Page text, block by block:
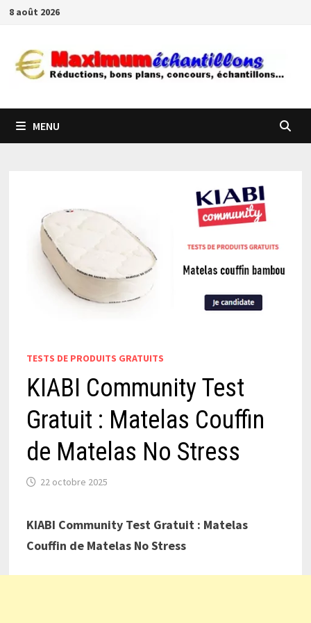
Passer
contenu
8 août 2026
MENU
TESTS DE PRODUITS GRATUITS
KIABI Community Test
Gratuit : Matelas Couffin
de Matelas No Stress
22 octobre 2025
KIABI Community Test Gratuit : Matelas
Couffin de Matelas No Stress